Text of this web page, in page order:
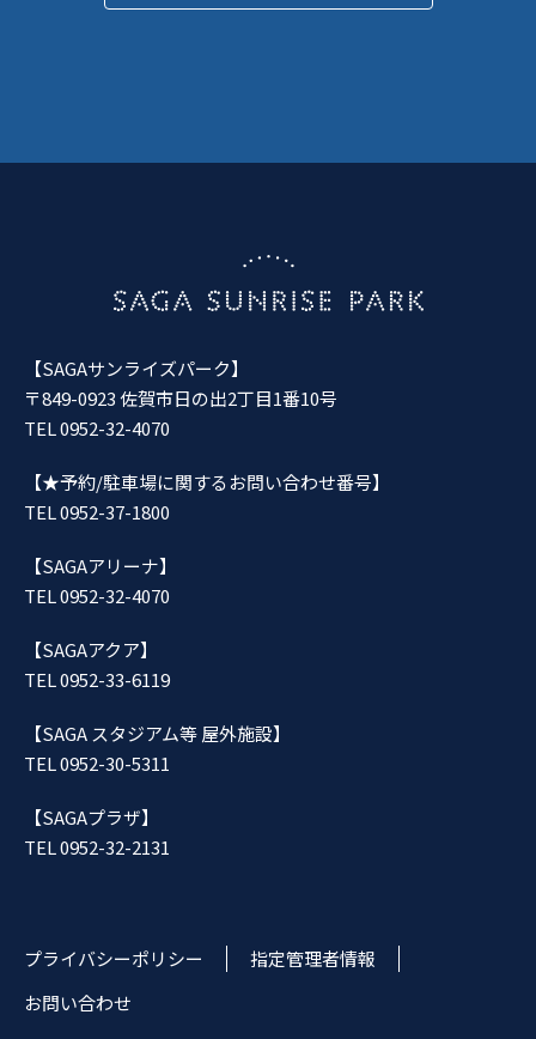
【SAGAサンライズパーク】
〒849-0923 佐賀市日の出2丁目1番10号
TEL 0952-32-4070
【★予約/駐車場に関するお問い合わせ番号】
TEL 0952-37-1800
【SAGAアリーナ】
TEL 0952-32-4070
【SAGAアクア】
TEL 0952-33-6119
【SAGA スタジアム等 屋外施設】
TEL 0952-30-5311
【SAGAプラザ】
TEL 0952-32-2131
プライバシーポリシー
指定管理者情報
お問い合わせ